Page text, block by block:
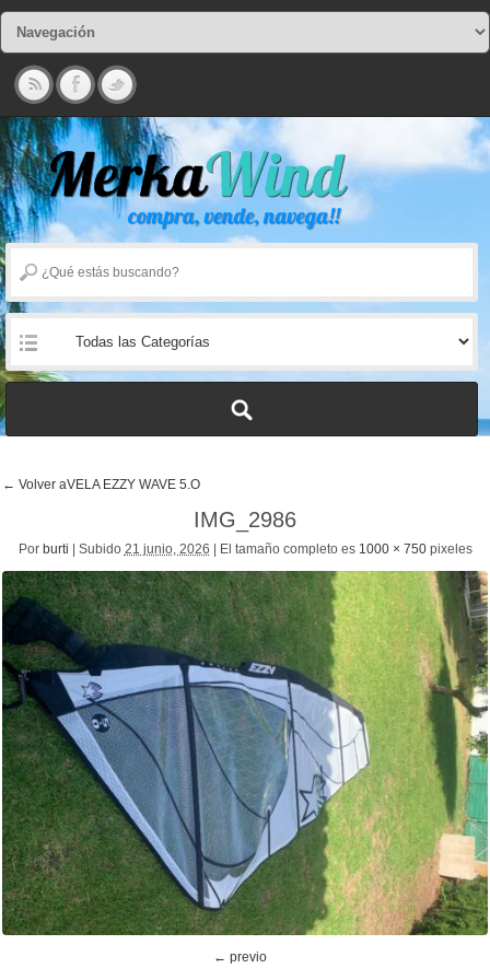
← Volver aVELA EZZY WAVE 5.O
IMG_2986
Por burti Subido 21 junio, 2026 El tamaño completo es 1000 × 750pixeles
← previo